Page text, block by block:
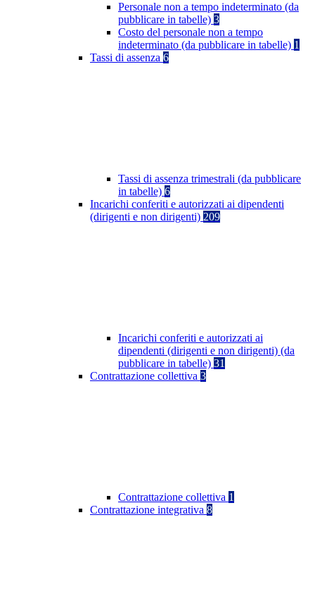
Personale non a tempo indeterminato (da
pubblicare in tabelle) 3
Costo del personale non a tempo
indeterminato (da pubblicare in tabelle) 1
Tassi di assenza 6
Tassi di assenza trimestrali (da pubblicare
in tabelle) 6
Incarichi conferiti e autorizzati ai dipendenti
(dirigenti e non dirigenti) 209
Incarichi conferiti e autorizzati ai
dipendenti (dirigenti e non dirigenti) (da
pubblicare in tabelle) 31
Contrattazione collettiva 3
Contrattazione collettiva 1
Contrattazione integrativa 8